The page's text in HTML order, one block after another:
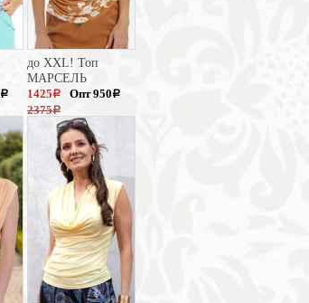
a
до XXL! Топ
МАРСЕЛЬ
1425 a
2375a
Опт 950 a